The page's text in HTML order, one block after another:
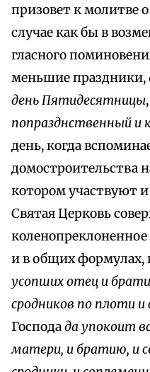
призовет к молитве
случае как бы в
гласного
меньшие праздники,
день Пятидесятницы
попразднственный и
день, когда
домостроительства
котором участвуют
Святая Церковь
и в общих формулах,
усопших отец и
сродников по плоти и
Господада упокоит
матери, и братию, и